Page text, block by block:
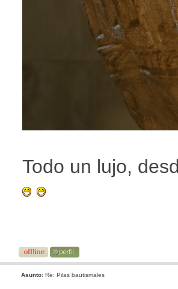
Todo un lujo,
Asunto: Re: Pilas bautismales